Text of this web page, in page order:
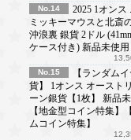
No.14
2025 1オンス
ミッキーマウスと北斎
沖浪裏 銀貨 2ドル
ケース付き) 新品未使用
No.15
【ランダム
貨】 1オンス オースト
ーン銀貨【1枚】 新品
【地金型コイン特集】
ムコイン特集】